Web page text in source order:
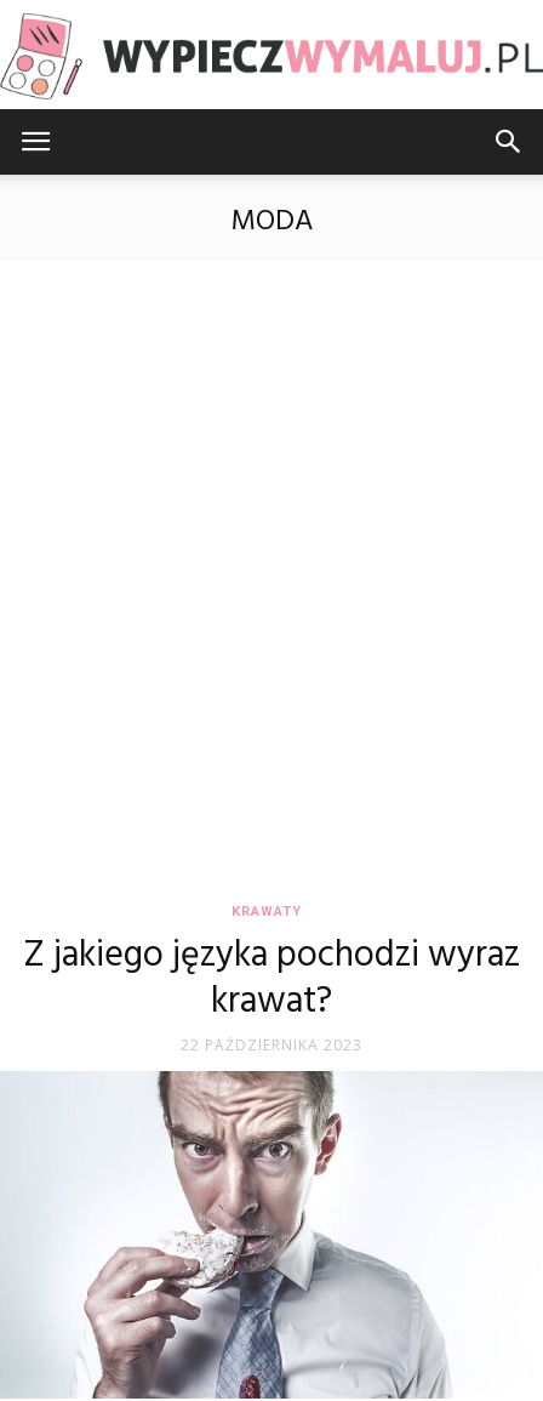
MODA
KRAWATY
Z jakiego języka pochodzi wyraz
krawat?
22 PAŹDZIERNIKA 2023